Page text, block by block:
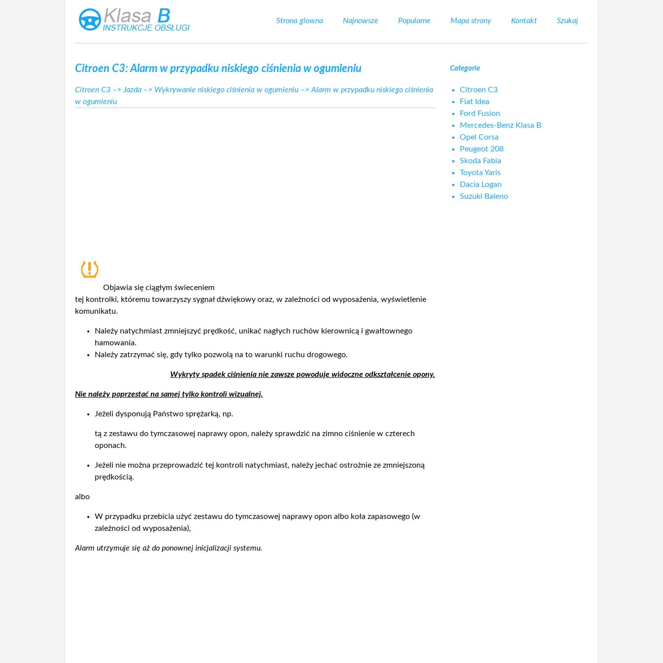
Strona glowna Najnowsze Popularne Mapa strony Kontakt Szukaj
Citroen C3: Alarm w przypadku niskiego ciśnienia w ogumieniu
Citroen C3 –>Jazda –> Wykrywanie niskiego ciśnienia w ogumieniu –> Alarm w przypadku niskiego ciśnienia
w ogumieniu
Objawia się ciągłym świeceniem
tej kontrolki, któremu towarzyszy sygnał dźwiękowy oraz, w zależności od wyposażenia, wyświetlenie
komunikatu.
Należy natychmiast zmniejszyć prędkość, unikać nagłych ruchów kierownicą i gwałtownego
hamowania.
Należy zatrzymać się, gdy tylko pozwolą na to warunki ruchu drogowego.
Wykryty spadek ciśnienia nie zawsze powoduje widoczne odkształcenie opony.
Nie należy poprzestać na samej tylko kontroli wizualnej.
Jeżeli dysponują Państwo sprężarką, np.
tą z zestawu do tymczasowej naprawy opon, należy sprawdzić na zimno ciśnienie w czterech
oponach.
Jeżeli nie można przeprowadzić tej kontroli natychmiast, należy jechać ostrożnie ze zmniejszoną
prędkością.
albo
W przypadku przebicia użyć zestawu do tymczasowej naprawy opon albo koła zapasowego (w
zależności od wyposażenia),
Alarm utrzymuje się aż do ponownej inicjalizacji systemu.
Categorie
Citroen C3
Fiat Idea
Ford Fusion
Mercedes-Benz Klasa B
Opel Corsa
Peugeot 208
Skoda Fabia
Toyota Yaris
Dacia Logan
Suzuki Baleno